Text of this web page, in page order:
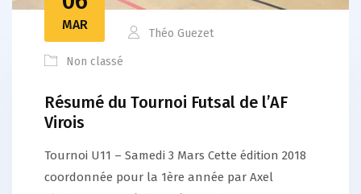
MAR
Théo Guezet
Non classé
Résumé du Tournoi Futsal de l’AF
Virois
Tournoi U11 – Samedi 3 Mars Cette édition 2018
coordonnée pour la 1ère année par Axel